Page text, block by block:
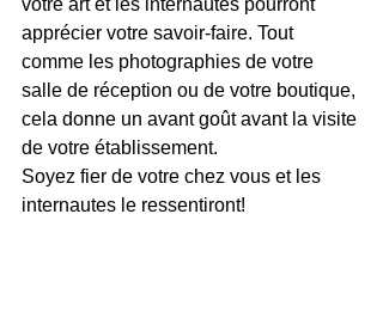
votre art et les internautes pourront
apprécier votre savoir-faire. Tout
comme les photographies de votre
salle de réception ou de votre boutique,
cela donne un avant goût avant la visite
de votre établissement.
Soyez fier de votre chez vous et les
internautes le ressentiront!